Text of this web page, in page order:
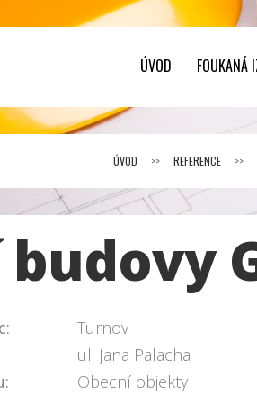
ÚVOD FOUKANÁ
ÚVOD >> REFERENCE >>
Turnov
ul. Jana Palacha
Obecní objekty